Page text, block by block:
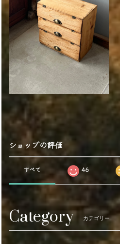
ショップの評価
すべて 46
Category カテゴリー